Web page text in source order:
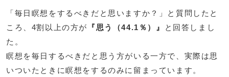
「毎日瞑想をするべきだと思いますか？」と質問したと
ころ、4割以上の方が
『思う（44.1％）』
と回答しまし
た。
瞑想を毎日するべきだと思う方がいる一方で、実際は思
いついたときに瞑想をするのみに留まっています。